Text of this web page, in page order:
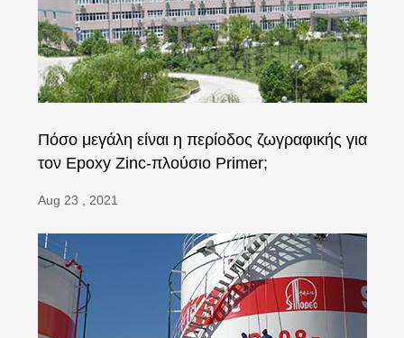
Πόσο μεγάλη είναι η περίοδος ζωγραφικής για
τον Epoxy Zinc-πλούσιο Primer;
Aug 23 , 2021